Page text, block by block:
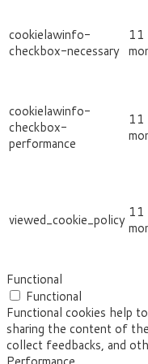
cookielawinfo-
checkbox-necessary
11
cookielawinfo-
checkbox-
performance
11
viewed_cookie_policy 11
Functional
Functional
Functional cookies help
sharing the content of
collect feedbacks, and